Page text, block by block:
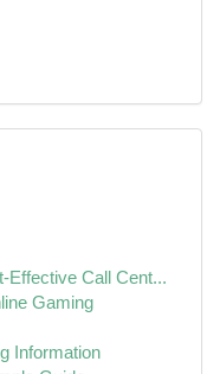
Effective Call Cent...
Gaming
Information